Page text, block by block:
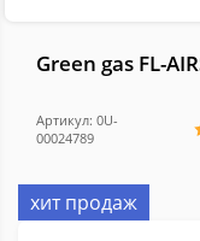
Green gas FL-
Артикул: 0U-
00024789
хит продаж